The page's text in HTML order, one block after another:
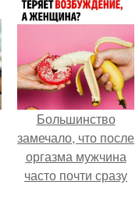
Большинство
замечало, что после
оргазма мужчина
часто почти сразу